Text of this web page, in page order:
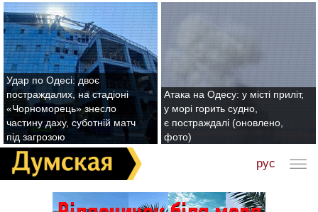
Удар по Одесі: двоє
постраждалих, на стадіоні
«Чорноморець» знесло
частину даху, суботній матч
під загрозою
Атака на Одесу: у місті приліт,
у морі горить судно,
є постраждалі (оновлено,
фото)
рус